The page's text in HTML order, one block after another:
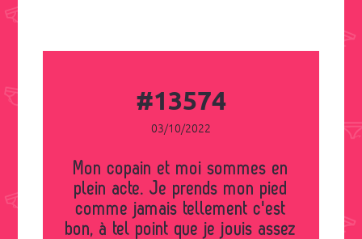
#13574
03/10/2022
Mon copain et moi sommes en
plein acte. Je prends mon pied
comme jamais tellement c'est
bon, à tel point que je jouis assez